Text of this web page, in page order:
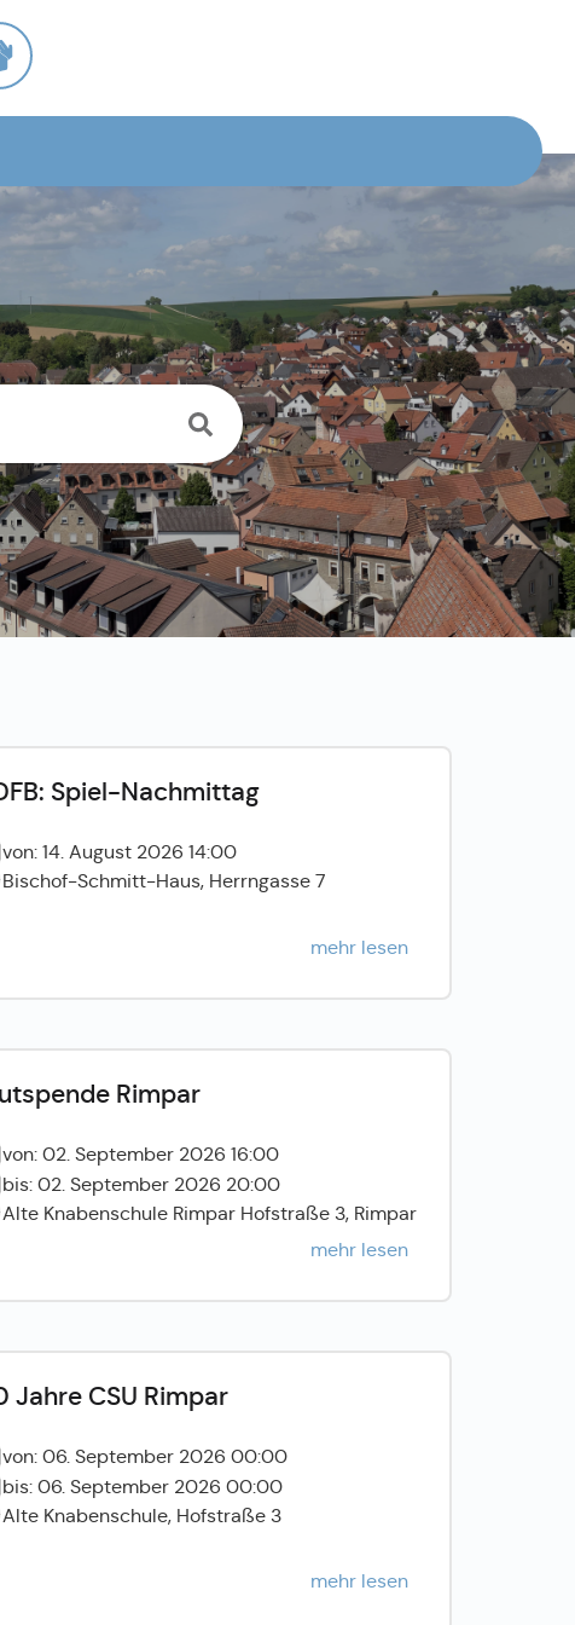
Spiel-Nachmittag
von: 14. August 2026 14:00
Bischof-Schmitt-Haus, Herrngasse 7
mehr lesen
Rimpar
von: 02. September 2026 16:00
bis: 02. September 2026 20:00
Alte Knabenschule Rimpar Hofstraße 3, Rimpar
mehr lesen
Jahre CSU Rimpar
von: 06. September 2026 00:00
bis: 06. September 2026 00:00
Alte Knabenschule, Hofstraße 3
mehr lesen